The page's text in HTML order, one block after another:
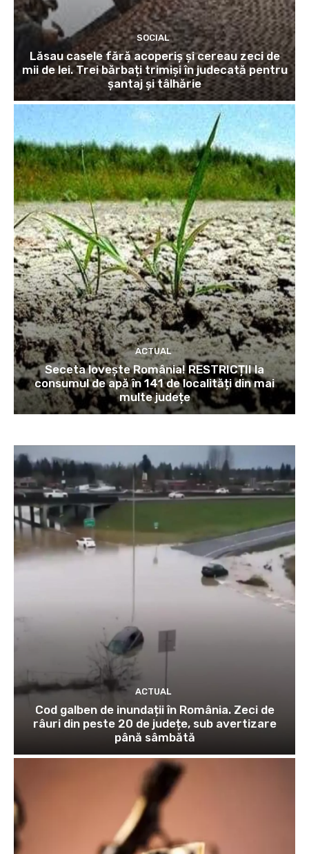
SOCIAL
Lăsau casele fără acoperiș și cereau zeci de
mii de lei. Trei bărbați trimiși în judecată pentru
șantaj și tâlhărie
ACTUAL
Seceta lovește România! RESTRICȚII la
consumul de apă în 141 de localități din mai
multe județe
ACTUAL
Cod galben de inundații în România. Zeci de
râuri din peste 20 de județe, sub avertizare
până sâmbătă